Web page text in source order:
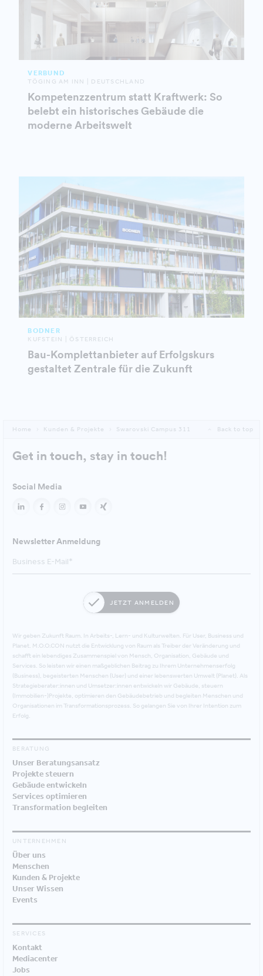
VERBUND
TÖGING AM INN | DEUTSCHLAND
Kompetenzzentrum statt Kraftwerk: So
belebt ein historisches Gebäude die
moderne Arbeitswelt
BODNER
KUFSTEIN | ÖSTERREICH
Bau-Komplettanbieter auf Erfolgskurs
gestaltet Zentrale für die Zukunft
Home Kunden & Projekte Swarovski Campus 311 Back to top
Get in touch, stay in touch!
Social Media
Newsletter Anmeldung
JETZT ANMELDEN
Wir geben Zukunft Raum. In Arbeits-, Lern- und Kulturwelten. Für User, Business und
Planet. M.O.O.CON nutzt die Entwicklung von Raum als Treiber der Veränderung und
schafft ein lebendiges Zusammenspiel von Mensch, Organisation, Gebäude und
Services. So leisten wir einen maßgeblichen Beitrag zu Ihrem Unternehmenserfolg
(Business), begeisterten Menschen (User) und einer lebenswerten Umwelt (Planet). Als
Strategieberater:innen und Umsetzer:innen entwickeln wir Gebäude, steuern
(Immobilien-)Projekte, optimieren den Gebäudebetrieb und begleiten Menschen und
Organisationen im Transformationsprozess. So gelangen Sie von Ihrer Intention zum
Erfolg.
BERATUNG
Unser Beratungsansatz
Projekte steuern
Gebäude entwickeln
Services optimieren
Transformation begleiten
UNTERNEHMEN
Über uns
Menschen
Kunden & Projekte
Unser Wissen
Events
SERVICES
Kontakt
Mediacenter
Jobs